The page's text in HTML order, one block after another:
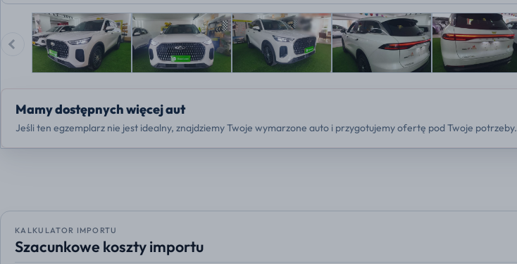
Mamy dostępnych więcej aut
Jeśli ten egzemplarz nie jest idealny, znajdziemy Twoje wymarzone auto i przygotujemy ofertę pod Twoje potrzeby.
KALKULATOR IMPORTU
Szacunkowe koszty importu